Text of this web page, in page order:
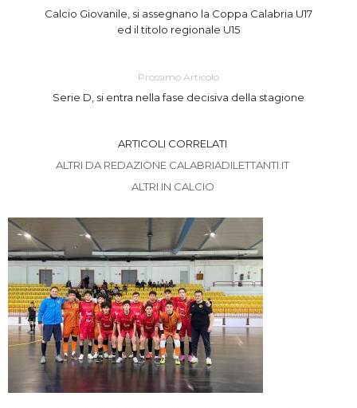
Calcio Giovanile, si assegnano la Coppa Calabria U17
ed il titolo regionale U15
Prossimo Articolo
Serie D, si entra nella fase decisiva della stagione
ARTICOLI CORRELATI
ALTRI DA REDAZIONE CALABRIADILETTANTI.IT
ALTRI IN CALCIO